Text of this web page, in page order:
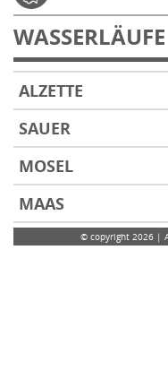
WASSERLÄUFE
ALZETTE
SAUER
MOSEL
MAAS
© copyright 2026 |